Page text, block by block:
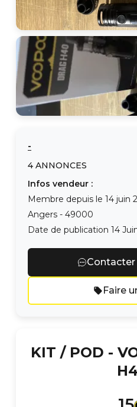
-
4 ANNONCES
Infos vendeur :
Membre depuis le 14 juin
Angers - 49000
Date de publication 14
Contacter
Faire
KIT / POD -